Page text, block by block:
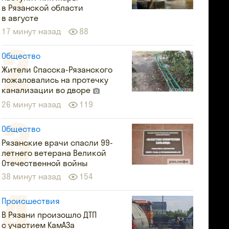
в Рязанской области
в августе
17 минут назад
88
Общество
Жители Спасска-Рязанского
пожаловались на протечку
канализации во дворе
26 минут назад
119
Общество
Рязанские врачи спасли 99-
летнего ветерана Великой
Отечественной войны
38 минут назад
154
Происшествия
В Рязани произошло ДТП
с участием КамАЗа